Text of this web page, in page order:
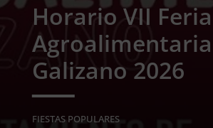
Horario VII Feria
Agroalimentaria
Galizano 2026
FIESTAS POPULARES